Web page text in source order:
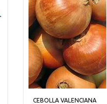
CEBOLLA VALENCIANA